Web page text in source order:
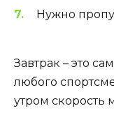
Нужно
Завтрак – это
любого
утром скорость